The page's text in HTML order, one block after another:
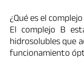
¿Qué es el
El complejo B
hidrosolubles que
funcionamiento